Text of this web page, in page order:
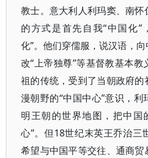
教士。意大利人利玛窦、南
的方式是首先自我“中国化”
化”。他们穿儒服，说汉语，
改“上帝独尊”等基督教基本
祖的传统，受到了当朝政府
漫朝野的“中国中心”意识，
明王朝的世界地图，把中国
心”。但18世纪末英王乔治三
希望与中国平等交往、通商